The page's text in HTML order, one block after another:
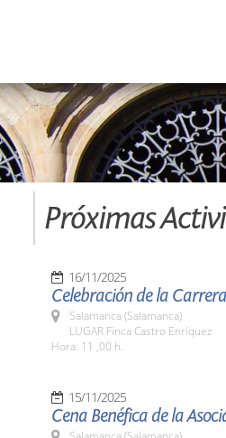
Próximas
16/11/2025
Celebración de la
Salamanca (Salamanca)
LUGAR Finca Castro Enríquez
Hora: 11 ,00 h.
15/11/2025
Cena Benéfica de la